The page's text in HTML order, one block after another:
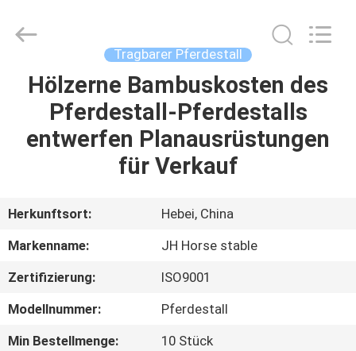
HAUS
PRODUKTE
UNS
AUSFLUG
QUALITÄTSKONTROLLE
Reserved.
Tragbarer Pferdestall
Hölzerne Bambuskosten des
Pferdestall-Pferdestalls
entwerfen Planausrüstungen
für Verkauf
Herkunftsort:
Hebei, China
Markenname:
JH Horse stable
Zertifizierung:
ISO9001
Modellnummer:
Pferdestall
Min Bestellmenge:
10 Stück